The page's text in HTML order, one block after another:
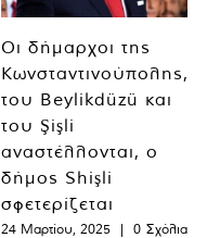
Οι δήμαρχοι της
Κωνσταντινούπολης,
του Beylikdüzü και
του Şişli
αναστέλλονται, ο
δήμος Shişli
σφετερίζεται
24 Μαρτίου, 2025 | 0 Σχόλια